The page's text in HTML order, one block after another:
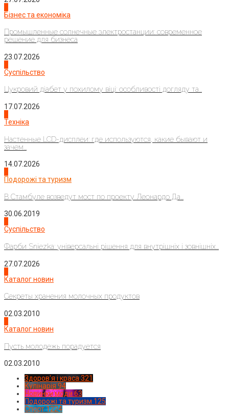
Бізнес та економіка
Промышленные солнечные электростанции: современное
решение для бизнеса
23.07.2026
Суспільство
Цукровий діабет у похилому віці: особливості догляду та...
17.07.2026
Техніка
Настенные LCD-дисплеи: где используются, какие бывают и
зачем...
14.07.2026
Подорожі та туризм
В Стамбуле возведут мост по проекту Леонардо Да...
30.06.2019
Суспільство
Фарби Sniezka: універсальні рішення для внутрішніх і зовнішніх...
27.07.2026
Каталог новин
Секреты хранения молочных продуктов
02.03.2010
Каталог новин
Пусть молодежь порадуется
02.03.2010
Здоров'я і краса 321
Кулінарія 94
Новинки моди 63
Подорожі та туризм 125
Спорт1224